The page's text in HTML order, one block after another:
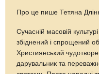
Про це пише Тетяна
Сучасній масовій
збіднений і спрощений
Християнський
дарувальник та